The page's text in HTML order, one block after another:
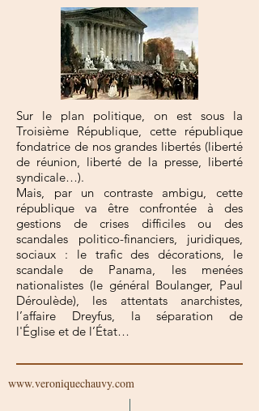
Sur le plan politique, on est sous la
Troisième République, cette république
fondatrice de nos grandes libertés (liberté
de réunion, liberté de la presse, liberté
syndicale…).
Mais, par un contraste ambigu, cette
république va être confrontée à des
gestions de crises difficiles ou des
scandales politico-financiers, juridiques,
sociaux : le trafic des décorations, le
scandale de Panama, les menées
nationalistes (le général Boulanger, Paul
Déroulède), les attentats anarchistes,
l’affaire Dreyfus, la séparation de
l'Église et de l’État…
www.veroniquechauvy.com